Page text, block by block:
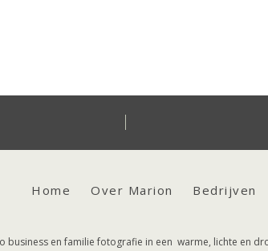
Home Over Marion Bedrijven
business en familie fotografie in een warme, lichte en